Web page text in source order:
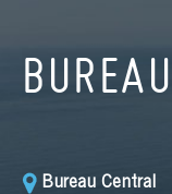
Bureau Central